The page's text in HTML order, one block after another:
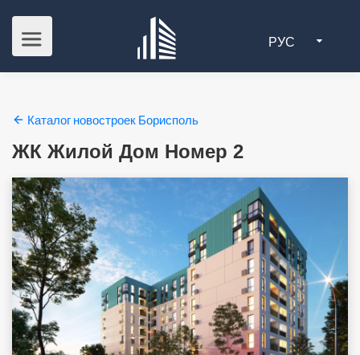
РУС
Каталог новостроек Борисполь
ЖК Жилой Дом Номер 2